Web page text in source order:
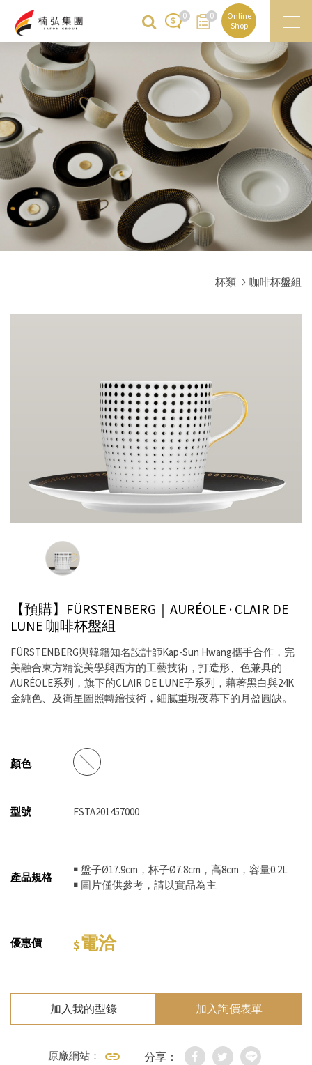
0 0
Online
Shop
杯類 咖啡杯盤組
【預購】FÜRSTENBERG｜AURÉOLE · CLAIR DE
LUNE 咖啡杯盤組
FÜRSTENBERG與韓籍知名設計師Kap-Sun Hwang攜手合作，完
美融合東方精瓷美學與西方的工藝技術，打造形、色兼具的
AURÉOLE系列，旗下的CLAIR DE LUNE子系列，藉著黑白與24K
金純色、及衛星圖照轉繪技術，細膩重現夜幕下的月盈圓缺。
顏色
型號 FSTA201457000
產品規格
￭ 盤子Ø17.9cm，杯子Ø7.8cm，高8cm，容量0.2L
￭ 圖片僅供參考，請以實品為主
優惠價 電洽
加入我的型錄 加入詢價表單
原廠網站： 分享：